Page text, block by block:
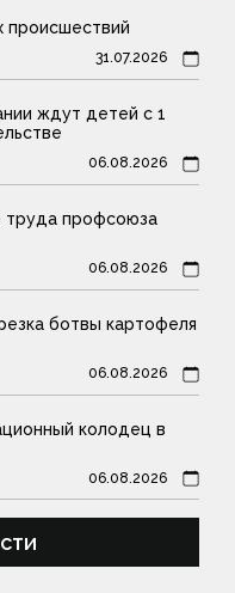
происшествий
31.07.2026
ждут детей с 1
06.08.2026
труда профсоюза
06.08.2026
ботвы картофеля
06.08.2026
колодец в
06.08.2026